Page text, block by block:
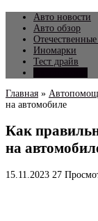
Авто новости
Авто обзор
Отечественные
Иномарки
Тест драйв
Главная »
на автомобиле
Как
на
15.11.2023 27